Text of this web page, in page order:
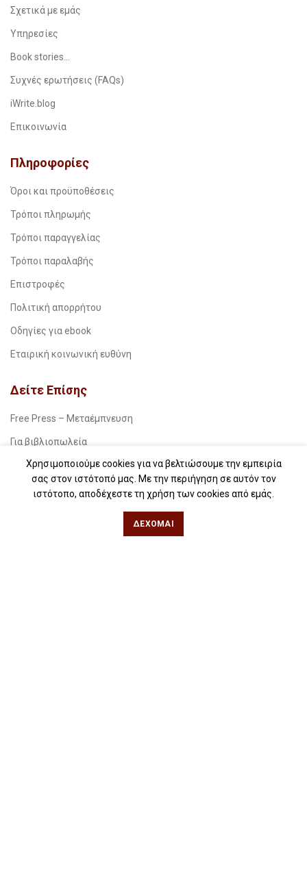
Σχετικά με εμάς
Υπηρεσίες
Book stories…
Συχνές ερωτήσεις (FAQs)
iWrite.blog
Επικοινωνία
Πληροφορίες
Όροι και προϋποθέσεις
Τρόποι πληρωμής
Τρόποι παραγγελίας
Τρόποι παραλαβής
Επιστροφές
Πολιτική απορρήτου
Οδηγίες για ebook
Εταιρική κοινωνική ευθύνη
Δείτε Επίσης
Free Press – Μεταέμπνευση
Για βιβλιοπωλεία
Για λέσχες ανάγνωσης
Για δημοσιογράφους
Χρησιμοποιούμε cookies για να βελτιώσουμε την εμπειρία
σας στον ιστότοπό μας. Με την περιήγηση σε αυτόν τον
ιστότοπο, αποδέχεστε τη χρήση των cookies από εμάς.
ΔΈΧΟΜΑΙ